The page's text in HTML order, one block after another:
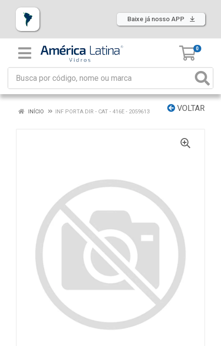
Baixe já nosso APP
0
VOLTAR
INÍCIO INF PORTA DIR - CAT - 416E - 2059613